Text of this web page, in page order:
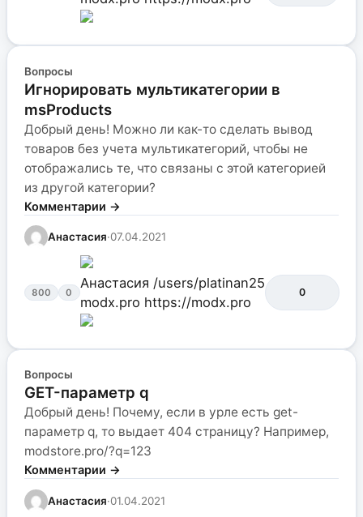
Вопросы
Игнорировать мультикатегории в
msProducts
Добрый день! Можно ли как-то сделать вывод
товаров без учета мультикатегорий, чтобы не
отображались те, что связаны с этой категорией
из другой категории?
Комментарии →
Анастасия·07.04.2021
800 0
Анастасия /users/platinan25
modx.pro https://modx.pro
0
Вопросы
GET-параметр q
Добрый день! Почему, если в урле есть get-
параметр q, то выдает 404 страницу? Например,
modstore.pro/?q=123
Комментарии →
Анастасия·01.04.2021